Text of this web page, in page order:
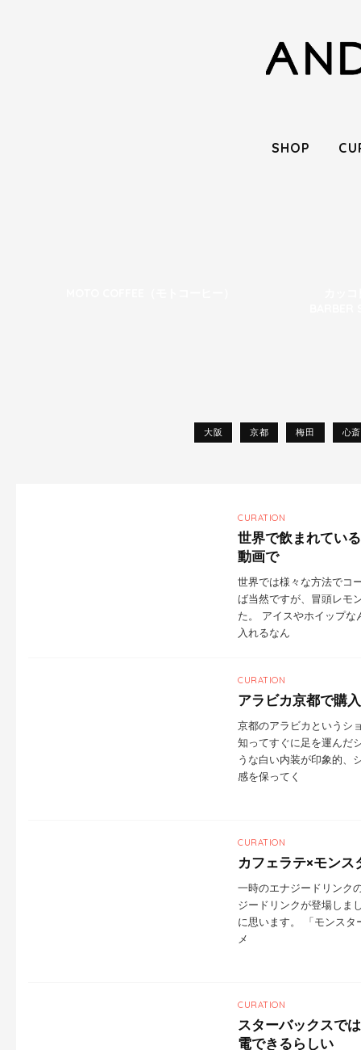
SHOP
大阪 京都 梅田 心
CURATION
世界で飲まれてい
動画で
世界では様々な方法でコ
ば当然ですが、冒頭レモ
た。 アイスやホイップ
入れるなん
CURATION
アラビカ京都で購
京都のアラビカというシ
知ってすぐに足を運んだ
うな白い内装が印象的、
感を保ってく
CURATION
カフェラテ×モンス
一時のエナジードリンク
ジードリンクが登場しま
に思います。 「モンス
メ
CURATION
スターバックスで
電できるらしい